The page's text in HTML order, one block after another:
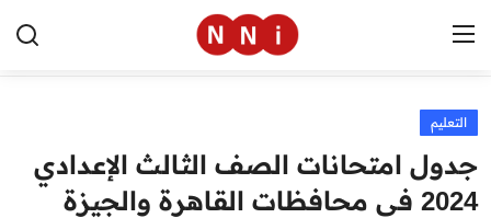
الرئيسية
اخبار مصر
التعليم
جدول امتحانات الصف الثالث الإعدادي
2024 في محافظات القاهرة والجيزة